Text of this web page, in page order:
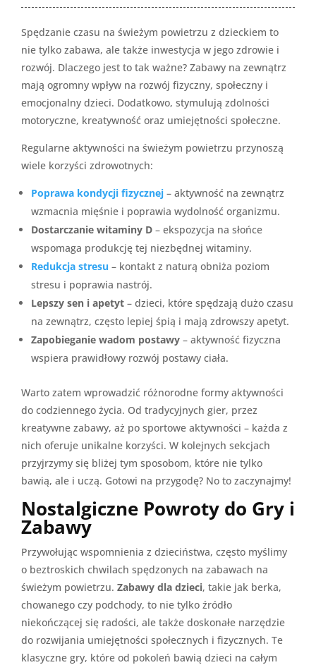
Spędzanie czasu na świeżym powietrzu z dzieckiem to
nie tylko zabawa, ale także inwestycja w jego zdrowie i
rozwój. Dlaczego jest to tak ważne? Zabawy na zewnątrz
mają ogromny wpływ na rozwój fizyczny, społeczny i
emocjonalny dzieci. Dodatkowo, stymulują zdolności
motoryczne, kreatywność oraz umiejętności społeczne.
Regularne aktywności na świeżym powietrzu przynoszą
wiele korzyści zdrowotnych:
Poprawa kondycji fizycznej – aktywność na zewnątrz
wzmacnia mięśnie i poprawia wydolność organizmu.
Dostarczanie witaminy D – ekspozycja na słońce
wspomaga produkcję tej niezbędnej witaminy.
Redukcja stresu – kontakt z naturą obniża poziom
stresu i poprawia nastrój.
Lepszy sen i apetyt – dzieci, które spędzają dużo czasu
na zewnątrz, często lepiej śpią i mają zdrowszy apetyt.
Zapobieganie wadom postawy – aktywność fizyczna
wspiera prawidłowy rozwój postawy ciała.
Warto zatem wprowadzić różnorodne formy aktywności
do codziennego życia. Od tradycyjnych gier, przez
kreatywne zabawy, aż po sportowe aktywności – każda z
nich oferuje unikalne korzyści. W kolejnych sekcjach
przyjrzymy się bliżej tym sposobom, które nie tylko
bawią, ale i uczą. Gotowi na przygodę? No to zaczynajmy!
Nostalgiczne Powroty do Gry i
Zabawy
Przywołując wspomnienia z dzieciństwa, często myślimy
o beztroskich chwilach spędzonych na zabawach na
świeżym powietrzu. Zabawy dla dzieci, takie jak berka,
chowanego czy podchody, to nie tylko źródło
niekończącej się radości, ale także doskonałe narzędzie
do rozwijania umiejętności społecznych i fizycznych. Te
klasyczne gry, które od pokoleń bawią dzieci na całym